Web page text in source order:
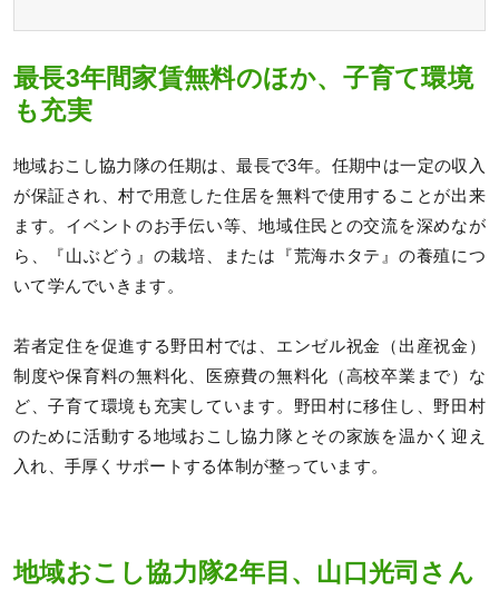
最長3年間家賃無料のほか、子育て環境
も充実
地域おこし協力隊の任期は、最長で3年。任期中は一定の収入
が保証され、村で用意した住居を無料で使用することが出来
ます。イベントのお手伝い等、地域住民との交流を深めなが
ら、『山ぶどう』の栽培、または『荒海ホタテ』の養殖につ
いて学んでいきます。
若者定住を促進する野田村では、エンゼル祝金（出産祝金）
制度や保育料の無料化、医療費の無料化（高校卒業まで）な
ど、子育て環境も充実しています。野田村に移住し、野田村
のために活動する地域おこし協力隊とその家族を温かく迎え
入れ、手厚くサポートする体制が整っています。
地域おこし協力隊2年目、山口光司さん